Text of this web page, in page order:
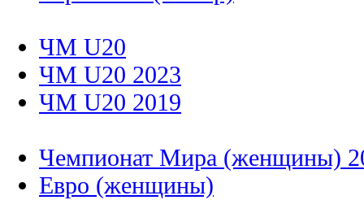
ЧМ U20
ЧМ U20 2023
ЧМ U20 2019
Чемпионат Мира (женщины)
Евро (женщины)